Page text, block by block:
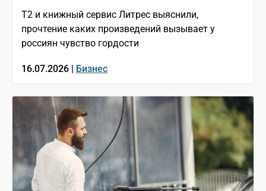
T2 и книжный сервис Литрес выяснили,
прочтение каких произведений вызывает у
россиян чувство гордости
16.07.2026 | Бизнес